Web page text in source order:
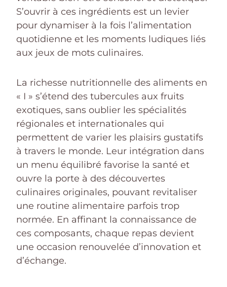
S’ouvrir à ces ingrédients est un levier
pour dynamiser à la fois l’alimentation
quotidienne et les moments ludiques liés
aux jeux de mots culinaires.
La richesse nutritionnelle des aliments en
« I » s’étend des tubercules aux fruits
exotiques, sans oublier les spécialités
régionales et internationales qui
permettent de varier les plaisirs gustatifs
à travers le monde. Leur intégration dans
un menu équilibré favorise la santé et
ouvre la porte à des découvertes
culinaires originales, pouvant revitaliser
une routine alimentaire parfois trop
normée. En affinant la connaissance de
ces composants, chaque repas devient
une occasion renouvelée d’innovation et
d’échange.